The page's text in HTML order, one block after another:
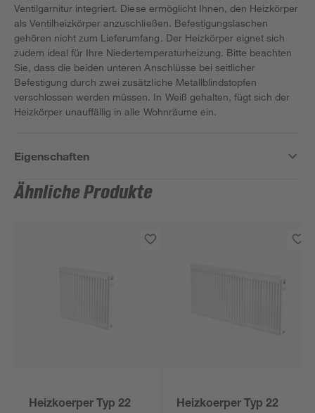
Ventilgarnitur integriert. Diese ermöglicht Ihnen, den Heizkörper
als Ventilheizkörper anzuschließen. Befestigungslaschen
gehören nicht zum Lieferumfang. Der Heizkörper eignet sich
zudem ideal für Ihre Niedertemperaturheizung. Bitte beachten
Sie, dass die beiden unteren Anschlüsse bei seitlicher
Befestigung durch zwei zusätzliche Metallblindstopfen
verschlossen werden müssen. In Weiß gehalten, fügt sich der
Heizkörper unauffällig in alle Wohnräume ein.
Eigenschaften
Ähnliche Produkte
Heizkoerper Typ 22
Heizkoerper Typ 22